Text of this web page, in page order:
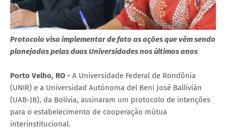
Protocolo visa implementar de fato as ações que vêm sendo
planejadas pelas duas Universidades nos últimos anos
Porto Velho, RO - A Universidade Federal de Rondônia
(UNIR) e a Universidad Autónoma del Beni José Ballivián
(UAB-JB), da Bolívia, assinaram um protocolo de intenções
para o estabelecimento de cooperação mútua
interinstitucional.